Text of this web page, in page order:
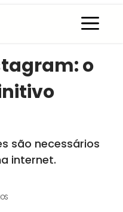
o
são necessários
internet.